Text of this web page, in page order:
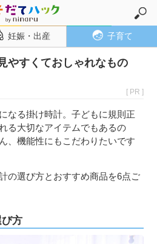
妊娠・出産 子育て
やすくておしゃれなもの
[ PR ]
なる掛け時計。子どもに規則正
る大切なアイテムでもあるの
、機能性にもこだわりたいです
の選び方とおすすめ商品を6点ご
方